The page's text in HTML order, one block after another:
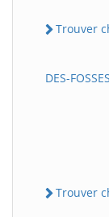
Trouver
DES-FOSSES
Trouver